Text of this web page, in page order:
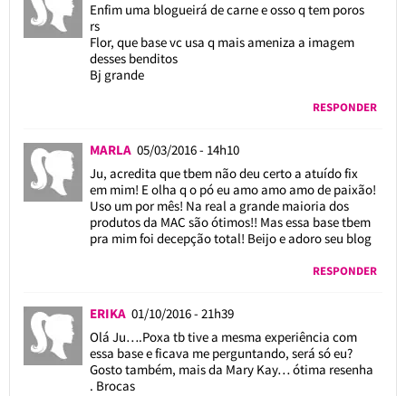
Enfim uma blogueirá de carne e osso q tem poros
rs
Flor, que base vc usa q mais ameniza a imagem
desses benditos
Bj grande
RESPONDER
MARLA 05/03/2016 - 14h10
Ju, acredita que tbem não deu certo a atuído fix
em mim! E olha q o pó eu amo amo amo de paixão!
Uso um por mês! Na real a grande maioria dos
produtos da MAC são ótimos!! Mas essa base tbem
pra mim foi decepção total! Beijo e adoro seu blog
RESPONDER
ERIKA 01/10/2016 - 21h39
Olá Ju….Poxa tb tive a mesma experiência com
essa base e ficava me perguntando, será só eu?
Gosto também, mais da Mary Kay… ótima resenha
. Brocas